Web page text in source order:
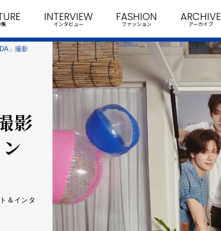
INTERVIEW
インタビュー
FASHION
ファッション
ARCHIVE
アーカイブ
」撮影
影
＆インタ